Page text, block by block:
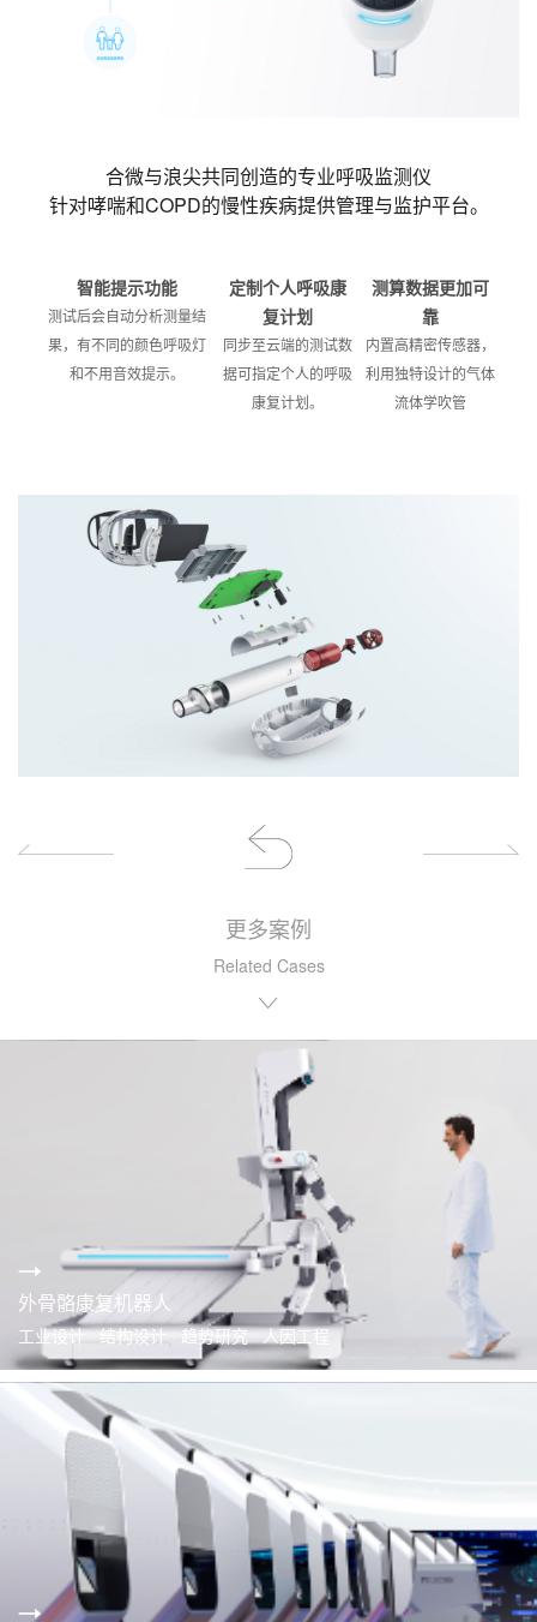
合微与浪尖共同创造的专业呼吸监测仪
针对哮喘和COPD的慢性疾病提供管理与监护平台。
智能提示功能
测试后会自动分析测量结
果，有不同的颜色呼吸灯
和不用音效提示。
定制个人呼吸康
复计划
同步至云端的测试数
据可指定个人的呼吸
康复计划。
测算数据更加可
靠
内置高精密传感器，
利用独特设计的气体
流体学吹管
更多案例
Related Cases
外骨骼康复机器人
工业设计 结构设计 趋势研究 人因工程